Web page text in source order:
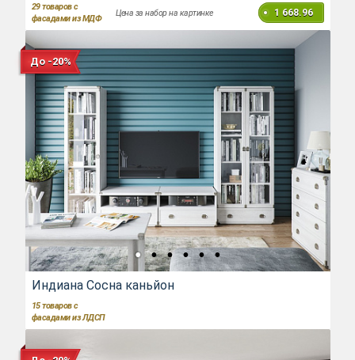
29товаров с
фасадами из МДФ
Цена за набор на картинке 1 668.96
До -20%
Индиана Сосна каньйон
15товаров с
фасадами из ЛДСП